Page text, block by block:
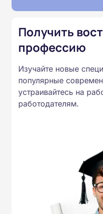
соответствии
Удостоверения
прохождении
Получить
профессию
Изучайте новые
популярные
устраивайтесь на
работодателям.